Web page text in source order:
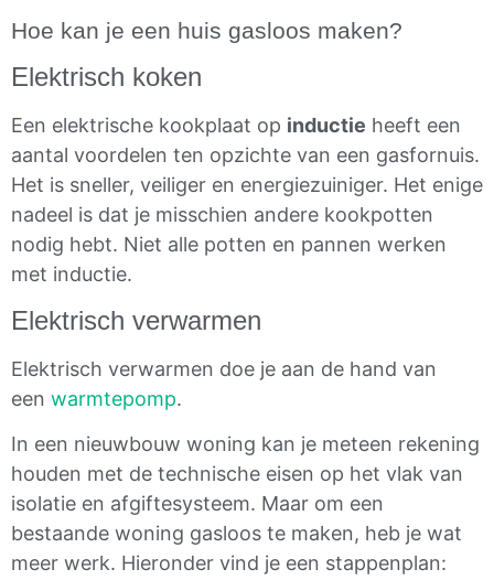
Hoe kan je een huis gasloos maken?
Elektrisch koken
Een elektrische kookplaat op inductie heeft een
aantal voordelen ten opzichte van een gasfornuis.
Het is sneller, veiliger en energiezuiniger. Het enige
nadeel is dat je misschien andere kookpotten
nodig hebt. Niet alle potten en pannen werken
met inductie.
Elektrisch verwarmen
Elektrisch verwarmen doe je aan de hand van
een warmtepomp.
In een nieuwbouw woning kan je meteen rekening
houden met de technische eisen op het vlak van
isolatie en afgiftesysteem. Maar om een
bestaande woning gasloos te maken, heb je wat
meer werk. Hieronder vind je een stappenplan: